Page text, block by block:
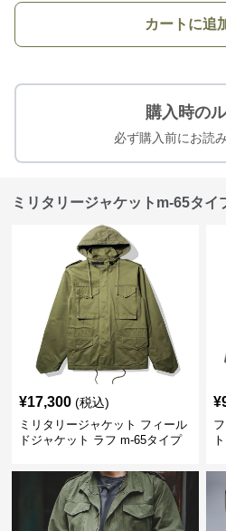
カートに追
購入時の
必ず購入前にお読
ミリタリージャケットm-65タイ
¥17,300 (税込)
ミリタリージャケット フィール
ドジャケット ラフ m-65タイプ
¥
ト